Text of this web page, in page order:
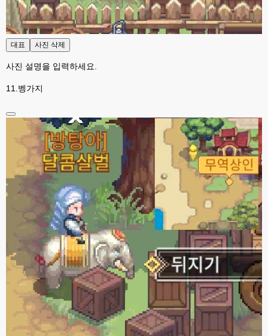
대표 사진 삭제
사진 설명을 입력하세요.
11.벵가지
esils 23:41
있는거가지고 일단은 추억으로 다시 돌리시거나 하시는분들위해서 수정해서
올려둔거라
전 모형정원만 좋아해서 하핫 ;;;
고게임77
뎅...
esils 23:46
상정제도 아실려나요?
esils 23:46
상정제도가 모형정원..
23:48
구상의 모형정원 눌러보시면 아 저거구나 아실꺼에요 ㅎㅎ
23:50
제가 상정제도는 해본거같은데 구상의 모영정원 누르면 나오는 페이지는 디게
낮선디....
esils 23:50
메인으로 된거는 템플릿하고 현대식으로 수정한거라 ;;
23:51
밑에 모형정원 php 본이나 cgi번역판본 보시면